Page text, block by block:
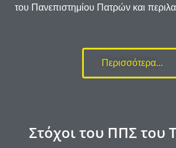
του Πανεπιστημίου Πατρών και
Περισσότερα...
Στόχοι του ΠΠΣ του